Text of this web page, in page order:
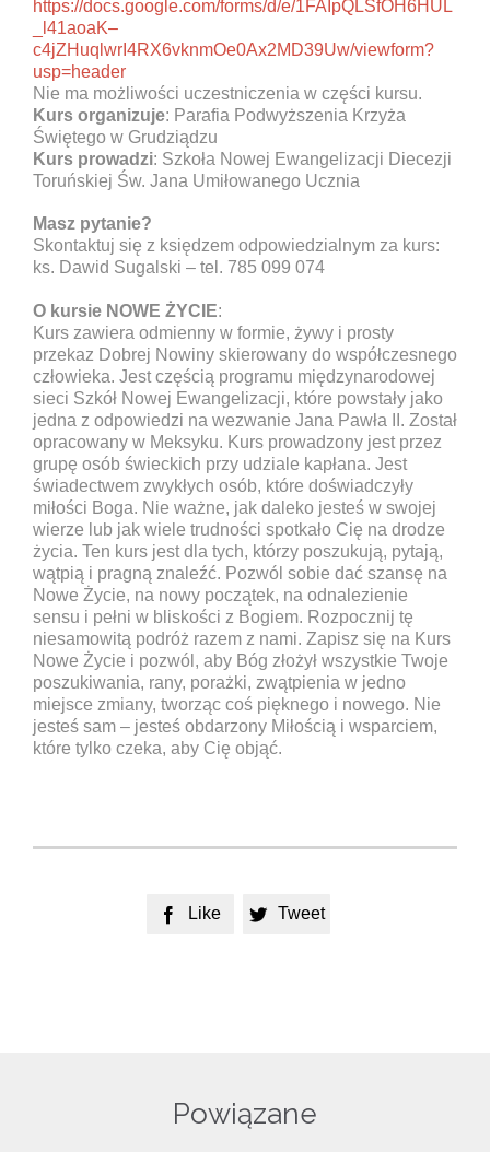
https://docs.google.com/forms/d/e/1FAIpQLSfOH6HUL
_l41aoaK–
c4jZHuqlwrI4RX6vknmOe0Ax2MD39Uw/viewform?
usp=header
Nie ma możliwości uczestniczenia w części kursu.
Kurs organizuje: Parafia Podwyższenia Krzyża
Świętego w Grudziądzu
Kurs prowadzi: Szkoła Nowej Ewangelizacji Diecezji
Toruńskiej Św. Jana Umiłowanego Ucznia
Masz pytanie?
Skontaktuj się z księdzem odpowiedzialnym za kurs:
ks. Dawid Sugalski – tel. 785 099 074
O kursie NOWE ŻYCIE:
Kurs zawiera odmienny w formie, żywy i prosty
przekaz Dobrej Nowiny skierowany do współczesnego
człowieka. Jest częścią programu międzynarodowej
sieci Szkół Nowej Ewangelizacji, które powstały jako
jedna z odpowiedzi na wezwanie Jana Pawła II. Został
opracowany w Meksyku. Kurs prowadzony jest przez
grupę osób świeckich przy udziale kapłana. Jest
świadectwem zwykłych osób, które doświadczyły
miłości Boga. Nie ważne, jak daleko jesteś w swojej
wierze lub jak wiele trudności spotkało Cię na drodze
życia. Ten kurs jest dla tych, którzy poszukują, pytają,
wątpią i pragną znaleźć. Pozwól sobie dać szansę na
Nowe Życie, na nowy początek, na odnalezienie
sensu i pełni w bliskości z Bogiem. Rozpocznij tę
niesamowitą podróż razem z nami. Zapisz się na Kurs
Nowe Życie i pozwól, aby Bóg złożył wszystkie Twoje
poszukiwania, rany, porażki, zwątpienia w jedno
miejsce zmiany, tworząc coś pięknego i nowego. Nie
jesteś sam – jesteś obdarzony Miłością i wsparciem,
które tylko czeka, aby Cię objąć.
 Like  Tweet
Powiązane